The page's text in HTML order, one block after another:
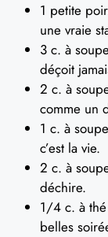
1 petite
une vraie
3 c. à
déçoit
2 c. à
comme un
1 c. à
c’est la vie.
2 c. à
déchire.
1/4 c. à
belles